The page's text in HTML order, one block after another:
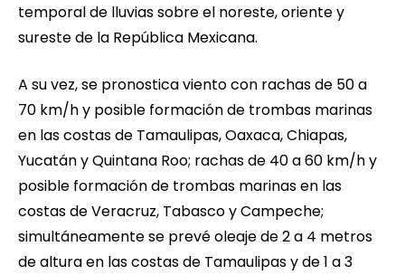
temporal de lluvias sobre el noreste, oriente y
sureste de la República Mexicana.
A su vez, se pronostica viento con rachas de 50 a
70 km/h y posible formación de trombas marinas
en las costas de Tamaulipas, Oaxaca, Chiapas,
Yucatán y Quintana Roo; rachas de 40 a 60 km/h y
posible formación de trombas marinas en las
costas de Veracruz, Tabasco y Campeche;
simultáneamente se prevé oleaje de 2 a 4 metros
de altura en las costas de Tamaulipas y de 1 a 3